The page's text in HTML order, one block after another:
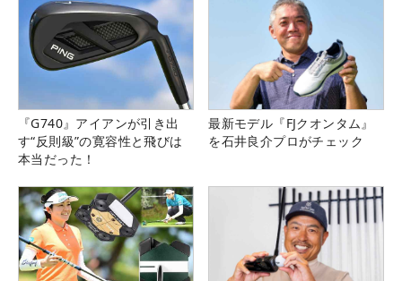
『G740』アイアンが引き出
す“反則級”の寛容性と飛びは
本当だった！
最新モデル『FJクオンタム』
を石井良介プロがチェック